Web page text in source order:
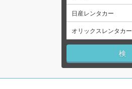
日産レンタカー
オリックスレンタカー